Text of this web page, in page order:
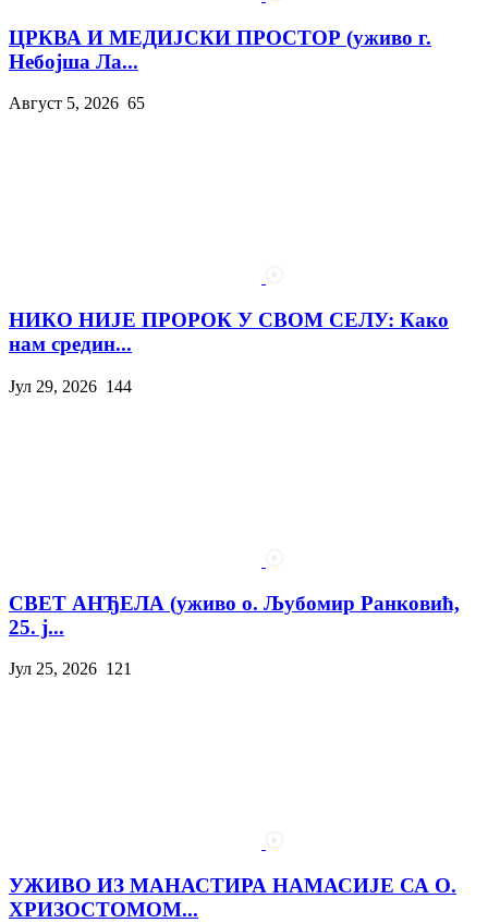
ЦРКВА И МЕДИЈСКИ ПРОСТОР (уживо г.
Небојша Ла...
Август 5, 2026 65
НИКО НИЈЕ ПРОРОК У СВОМ СЕЛУ: Како
нам средин...
Јул 29, 2026 144
СВЕТ АНЂЕЛА (уживо о. Љубомир Ранковић,
25. ј...
Јул 25, 2026 121
УЖИВО ИЗ МАНАСТИРА НАМАСИЈЕ СА О.
ХРИЗОСТОМОМ...